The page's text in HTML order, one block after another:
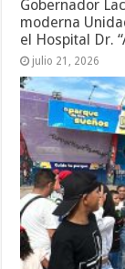
Gobernador
moderna
el Hospital Dr.
julio 21, 2026